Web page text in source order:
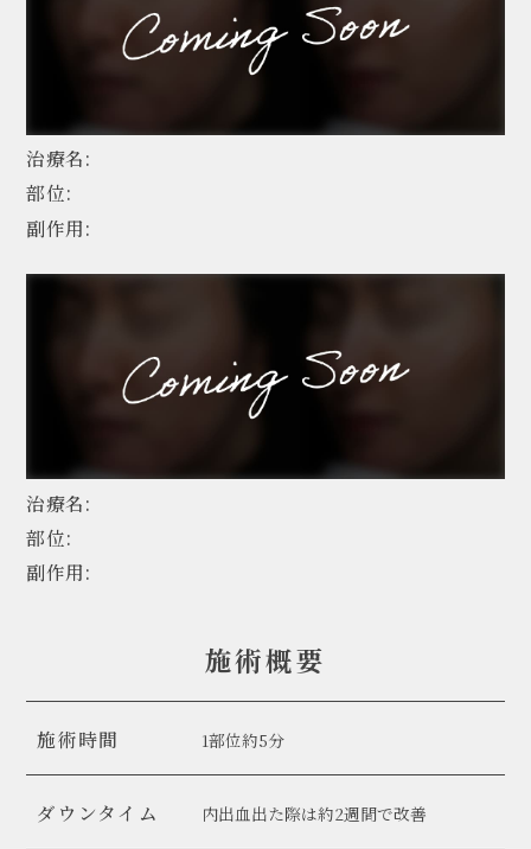
治療名:
部位:
副作用:
治療名:
部位:
副作用:
施術概要
施術時間 1部位約5分
ダウンタイム 内出血出た際は約2週間で改善